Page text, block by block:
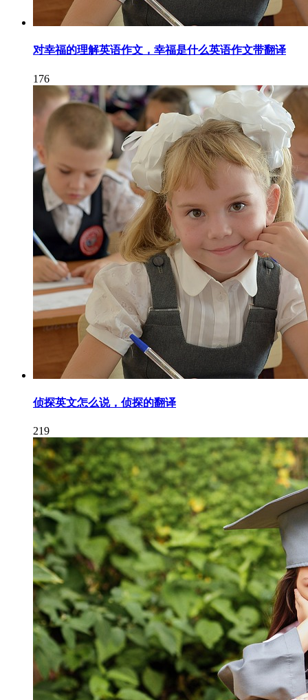
对幸福的理解英语作文，幸福是什么英语作文带翻译
176
侦探英文怎么说，侦探的翻译
219